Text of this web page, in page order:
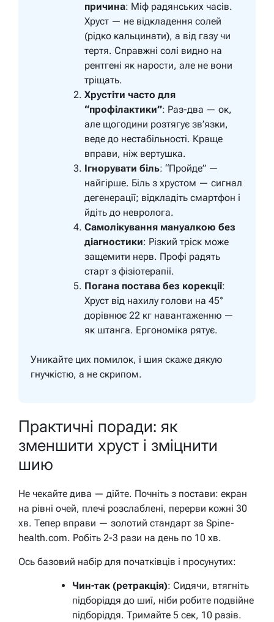
причина: Міф радянських часів.
Хруст — не відкладення солей
(рідко кальцинати), а від газу чи
тертя. Справжні солі видно на
рентгені як нарости, але не вони
тріщать.
Хрустіти часто для
“профілактики”: Раз-два — ок,
але щогодини розтягує зв’язки,
веде до нестабільності. Краще
вправи, ніж вертушка.
Ігнорувати біль: “Пройде” —
найгірше. Біль з хрустом — сигнал
дегенерації; відкладіть смартфон і
йдіть до невролога.
Самолікування мануалкою без
діагностики: Різкий тріск може
защемити нерв. Профі радять
старт з фізіотерапії.
Погана постава без корекції:
Хруст від нахилу голови на 45°
дорівнює 22 кг навантаженню —
як штанга. Ергономіка рятує.
Уникайте цих помилок, і шия скаже дякую
гнучкістю, а не скрипом.
Практичні поради: як
зменшити хруст і зміцнити
шию
Не чекайте дива — дійте. Почніть з постави: екран
на рівні очей, плечі розслаблені, перерви кожні 30
хв. Тепер вправи — золотий стандарт за Spine-
health.com. Робіть 2-3 рази на день по 10 хв.
Ось базовий набір для початківців і просунутих:
Чин-так (ретракція): Сидячи, втягніть
підборіддя до шиї, ніби робите подвійне
підборіддя. Тримайте 5 сек, 10 разів.